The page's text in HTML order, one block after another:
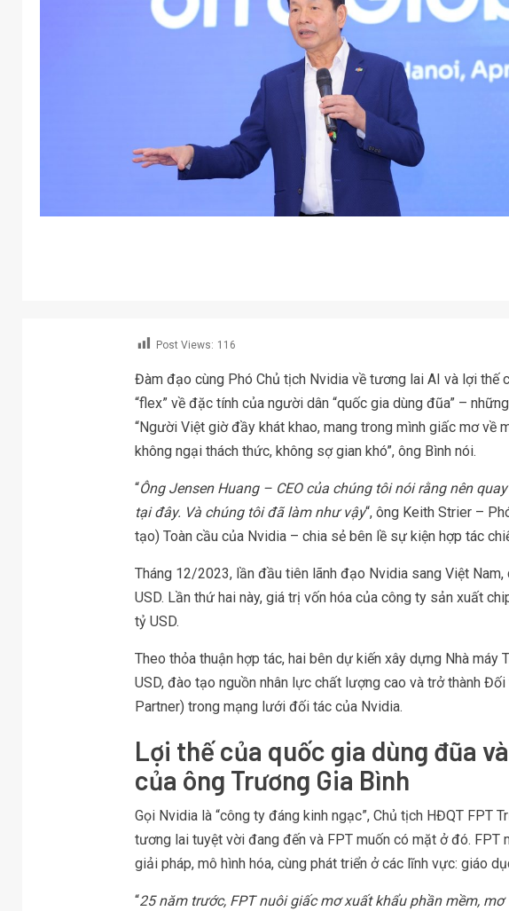
Post Views: 116
Đàm đạo cùng Phó Chủ tịch Nvidia về tương lai AI và lợi thế
“flex” về đặc tính của người dân “quốc gia dùng đũa” –
“Người Việt giờ đầy khát khao, mang trong mình giấc mơ về
không ngại thách thức, không sợ gian khó”, ông Bình nói.
“Ông Jensen Huang – CEO của chúng tôi nói rằng nên
tại đây. Và chúng tôi đã làm như vậy“, ông Keith Strier –
tạo) Toàn cầu của Nvidia– chia sẻ bên lề sự kiện hợp tác
Tháng 12/2023, lần đầu tiên lãnh đạo Nvidia sang Việt
USD. Lần thứ hai này, giá trị vốn hóa của công ty sản xuất
tỷ USD.
Theo thỏa thuận hợp tác, hai bên dự kiến xây dựng Nhà máy
USD, đào tạo nguồn nhân lực chất lượng cao và trở thành
Partner) trong mạng lưới đối tác của Nvidia.
Lợi thế của quốc gia dùng đũa và
của ông Trương Gia Bình
Gọi Nvidia là “công ty đáng kinh ngạc”, Chủ tịch HĐQT FPT
tương lai tuyệt vời đang đến và FPT muốn có mặt ở đó. FPT
giải pháp, mô hình hóa, cùng phát triển ở các lĩnh vực: giáo
“25 năm trước, FPT nuôi giấc mơ xuất khẩu phần mềm, mơ